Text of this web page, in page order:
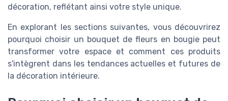
décoration, reflétant ainsi votre style unique.
En explorant les sections suivantes, vous découvrirez
pourquoi choisir un bouquet de fleurs en bougie peut
transformer votre espace et comment ces produits
s'intègrent dans les tendances actuelles et futures de
la décoration intérieure.